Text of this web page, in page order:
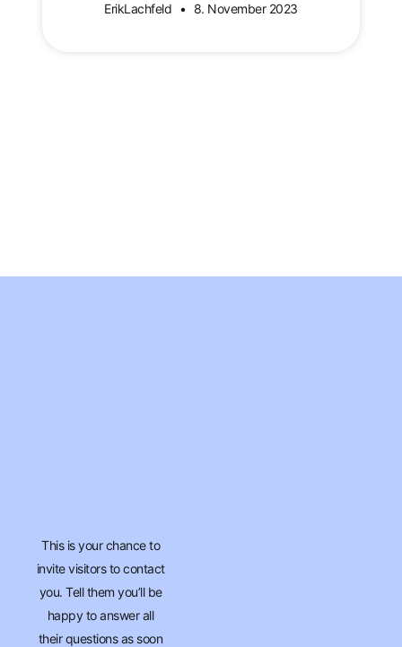
ErikLachfeld 8. November 2023
This is your chance to
invite visitors to contact
you. Tell them you’ll be
happy to answer all
their questions as soon